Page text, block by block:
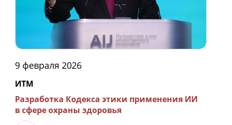
9 февраля 2026
ИТМ
Разработка Кодекса этики применения ИИ
в сфере охраны здоровья